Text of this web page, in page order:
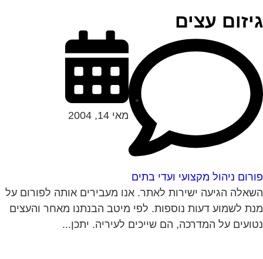
עצים
ניהול מקצועי ועדי בתים
מאי 14, 2004
הגיעה ישירות לאתר. אנו מעבירים אותה לפורום על
לשמוע דעות נוספות. לפי מיטב הבנתנו מאחר והעצים
על המדרכה, הם שייכים לעיריה. יתכן...